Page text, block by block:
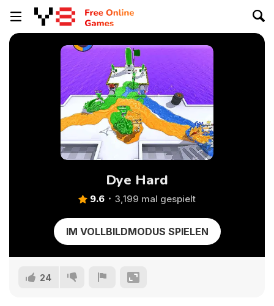
Dye Hard
9.6 3,199 mal gespielt
IM VOLLBILDMODUS SPIELEN
24